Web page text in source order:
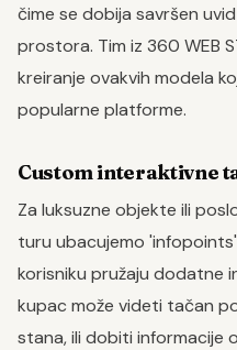
čime se dobija savršen
prostora. Tim iz 360 WEB
kreiranje ovakvih modela
popularne platforme.
Custom interaktivne
Za luksuzne objekte ili
turu ubacujemo
korisniku pružaju dodatne
kupac može videti tačan
stana, ili dobiti informacije